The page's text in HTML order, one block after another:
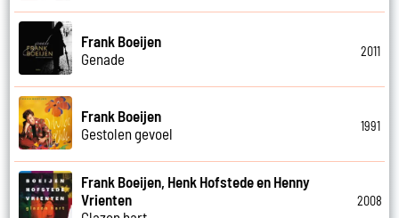
Frank Boeijen
Genade
2011
Frank Boeijen
Gestolen gevoel
1991
Frank Boeijen, Henk Hofstede en Henny
Vrienten
2008